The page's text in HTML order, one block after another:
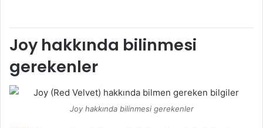
Joy hakkında bilinmesi
gerekenler
Joy hakkında bilinmesi gerekenler